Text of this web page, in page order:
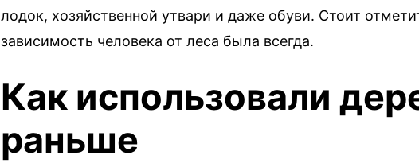
лодок, хозяйственной утвари и даже обуви. Стоит
зависимость человека от леса была всегда.
Как использовали
раньше